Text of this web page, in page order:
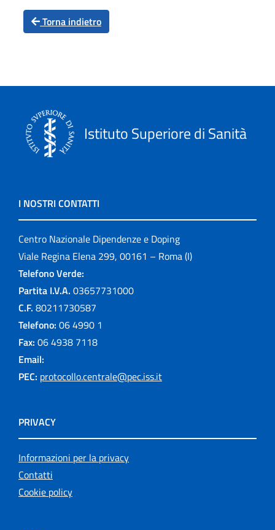
Torna indietro
Istituto Superiore di Sanità
I NOSTRI CONTATTI
Centro Nazionale Dipendenze e Doping
Viale Regina Elena 299, 00161 – Roma (I)
Telefono Verde:
Partita I.V.A. 03657731000
C.F. 80211730587
Telefono: 06 4990 1
Fax: 06 4938 7118
Email:
PEC: protocollo.centrale@pec.iss.it
PRIVACY
Informazioni per la privacy
Contatti
Cookie policy